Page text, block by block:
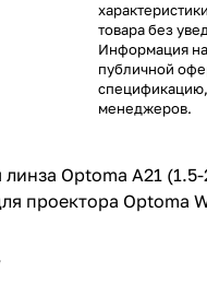
товара без
Информация на
публичной
менеджеров.
Optoma A21
проектора Optoma